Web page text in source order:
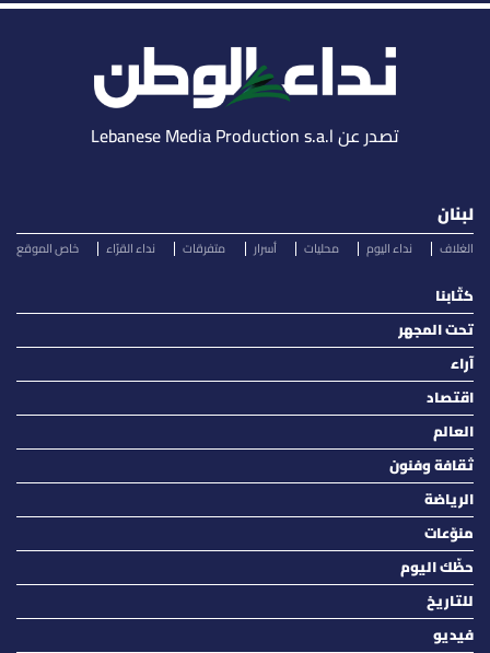
تصدر عن Lebanese Media Production s.a.l
لبنان
الغلاف نداء اليوم محليات أسرار متفرقات نداء القرّاء خاص الموقع
كتّابنا
تحت المجهر
آراء
اقتصاد
العالم
ثقافة وفنون
الرياضة
منوّعات
حظّك اليوم
للتاريخ
فيديو